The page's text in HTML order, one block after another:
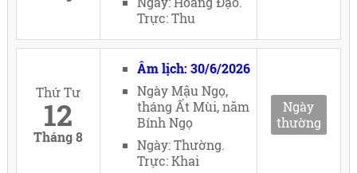
Trực: Thu
Thứ Tư
12
Tháng 8
Âm lịch: 30/6/2026
Ngày Mậu Ngọ,
tháng Ất Mùi, năm
Bính Ngọ
Ngày: Thường.
Trực: Khai
Ngày
thường